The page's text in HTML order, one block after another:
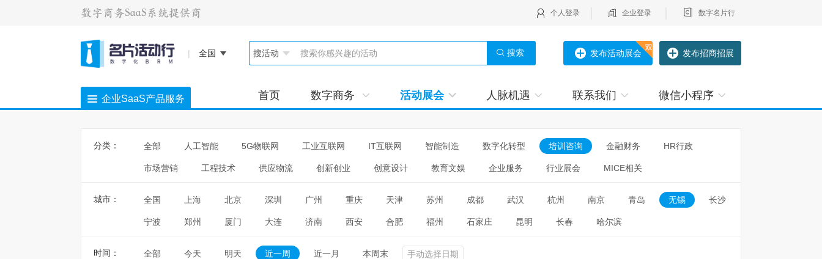
个人登录 企业登录 数字名片行
| 全国 搜索 发布活动展会 发布招商招展
企业SaaS产品服务 首页 数字商务 活动展会 人脉机遇 联系我们 微信小程序
分类： 全部 人工智能 5G物联网 工业互联网 IT互联网 智能制造 数字化转型 培训咨询 金融财务 HR行政
市场营销 工程技术 供应物流 创新创业 创意设计 教育文娱 企业服务 行业展会 MICE相关
城市： 全国 上海 北京 深圳 广州 重庆 天津 苏州 成都 武汉 杭州 南京 青岛 无锡 长沙
宁波 郑州 厦门 大连 济南 西安 合肥 福州 石家庄 昆明 长春 哈尔滨
时间： 全部 今天 明天 近一周 近一月 本周末